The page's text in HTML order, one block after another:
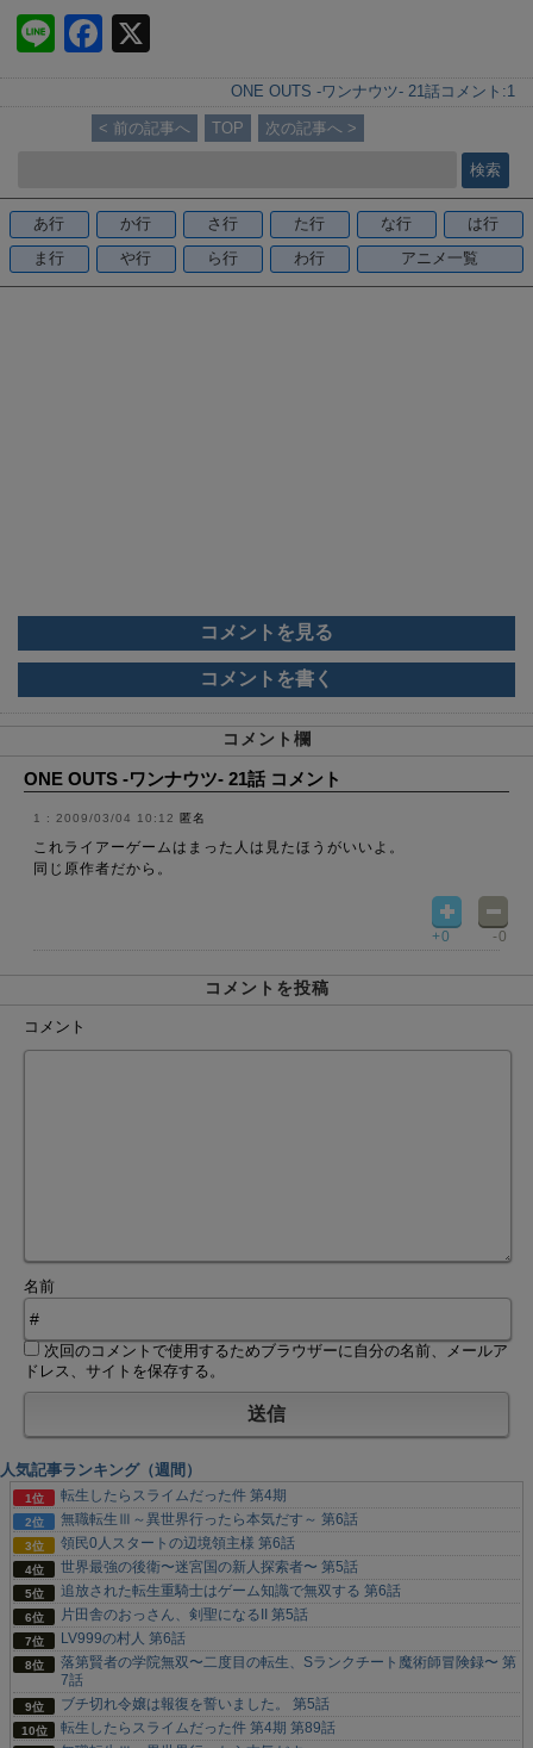
Li
n
e
F
a
c
e
o
o
k
ONE OUTS -ワンナウツ- 21話 コメント:1
< 前の記事へ TOP 次の記事へ >
あ行 か行 さ行 た行 な行
は行
ま行
や行 ら行 わ行 アニメ一覧
コメントを見る
コメントを書く
コメント欄
ONE OUTS -ワンナウツ- 21話 コメント
2009/03/04 10:12 匿名
これライアーゲームはまった人は見たほうがいいよ。
同じ原作者だから。
+0 -0
コメントを投稿
コメント
名前
次回のコメントで使用するためブラウザーに自分の名前、メールア
ドレス、サイトを保存する。
人気記事ランキング（週間）
転生したらスライムだった件 第4期
無職転生Ⅲ～異世界行ったら本気だす～ 第6話
領民0人スタートの辺境領主様 第6話
世界最強の後衛〜迷宮国の新人探索者〜 第5話
追放された転生重騎士はゲーム知識で無双する 第6話
片田舎のおっさん、剣聖になるII 第5話
LV999の村人 第6話
落第賢者の学院無双〜二度目の転生、Sランクチート魔術師冒険録〜 第
7話
ブチ切れ令嬢は報復を誓いました。 第5話
転生したらスライムだった件 第4期 第89話